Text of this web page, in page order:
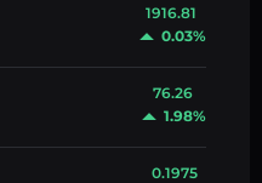
1916.81
0.03%
76.26
1.98%
0.1975